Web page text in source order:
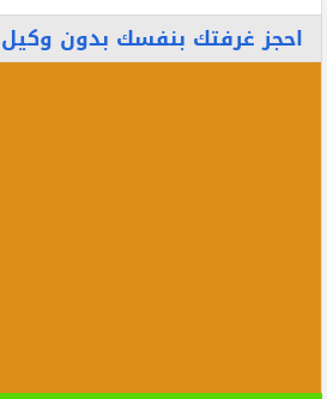
احجز غرفتك بنفسك بدون